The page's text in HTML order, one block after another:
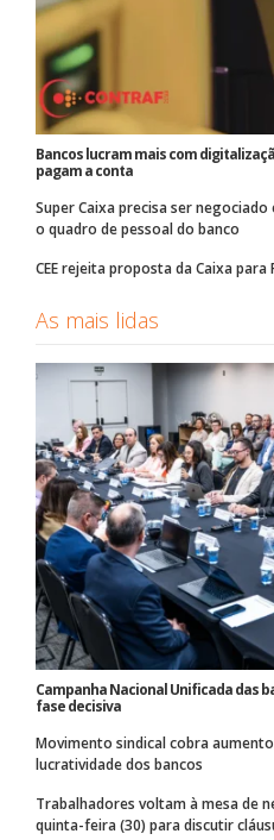
Bancos lucram mais com
pagam a conta
Super Caixa precisa ser
o quadro de pessoal do banco
CEE rejeita proposta da Caixa
As mais lidas
Campanha Nacional Unificada das
fase decisiva
Movimento sindical cobra
lucratividade dos bancos
Trabalhadores voltam à mesa de
quinta-feira (30) para discutir